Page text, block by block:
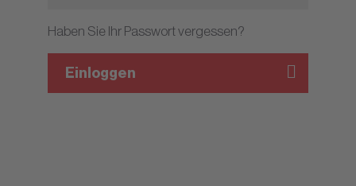
Haben Sie Ihr Passwort vergessen?
Einloggen